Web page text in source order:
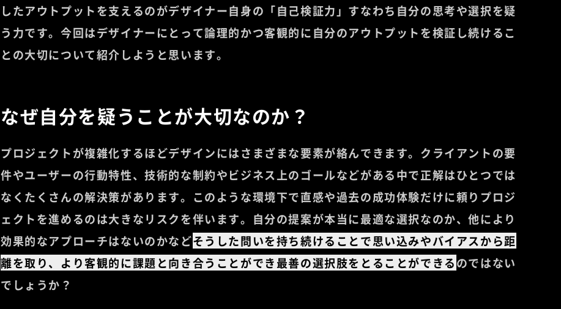
したアウトプットを支えるのがデザイナー自身の「自己検証力」すなわち自分の思考や選択を疑
う力です。今回はデザイナーにとって論理的かつ客観的に自分のアウトプットを検証し続けるこ
との大切について紹介しようと思います。
なぜ自分を疑うことが大切なのか？
プロジェクトが複雑化するほどデザインにはさまざまな要素が絡んできます。クライアントの要
件やユーザーの行動特性、技術的な制約やビジネス上のゴールなどがある中で正解はひとつでは
なくたくさんの解決策があります。このような環境下で直感や過去の成功体験だけに頼りプロジ
ェクトを進めるのは大きなリスクを伴います。自分の提案が本当に最適な選択なのか、他により
効果的なアプローチはないのかなどそうした問いを持ち続けることで思い込みやバイアスから距
離を取り、より客観的に課題と向き合うことができ最善の選択肢をとることができるのではない
でしょうか？